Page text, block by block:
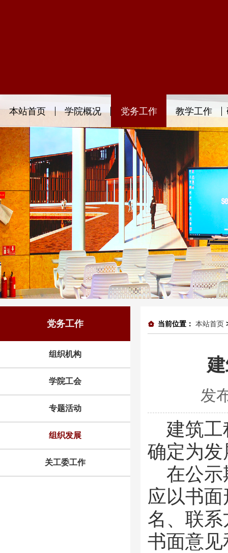
本站首页 学院概况 党务工作 教学工作
党务工作
组织机构
学院工会
专题活动
组织发展
关工委工作
当前位置： 本站首页
发
建筑
确定为
在公
应以书
名、联
书面意